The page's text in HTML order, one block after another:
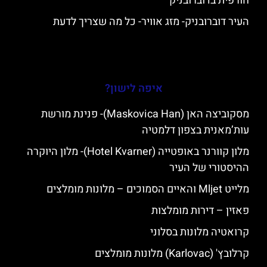
העיר דוברובניק- מזג אוויר- כל מה שצריך לדעת
איפה לישון?
מסקוביצה האן (Maskovica Han)- פנינת מורשת
עות’מאנית בצפון דלמטיה
מלון קוורנר באופטייה (Hotel Kvarner)- מלון היוקרה
ההיסטורי של העיר
מלייט Mljet והאיים הסמוכים – מלונות מומלצים
פאזין – דירות מומלצות
קרואטיה מלונות בסלוני
קרלובץ' (Karlovac) מלונות מומלצים